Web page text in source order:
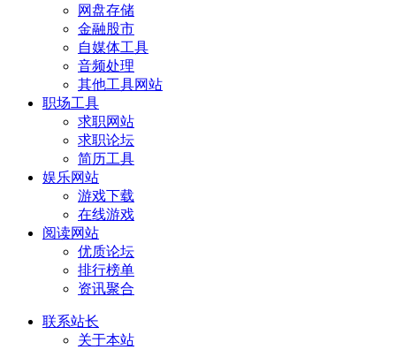
网盘存储
金融股市
自媒体工具
音频处理
其他工具网站
职场工具
求职网站
求职论坛
简历工具
娱乐网站
游戏下载
在线游戏
阅读网站
优质论坛
排行榜单
资讯聚合
联系站长
关于本站